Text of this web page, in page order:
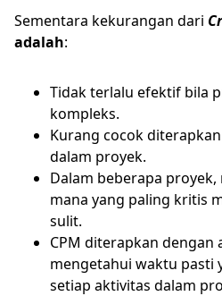
Sementara kekurangan dari
adalah:
Tidak terlalu efektif bila
kompleks.
Kurang cocok
dalam proyek.
Dalam beberapa
mana yang paling kritis
sulit.
CPM diterapkan dengan
mengetahui waktu pasti
setiap aktivitas dalam